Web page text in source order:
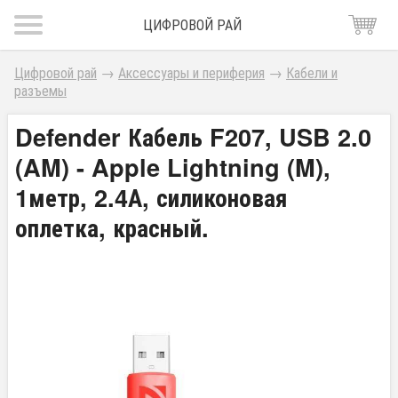
ЦИФРОВОЙ РАЙ
Цифровой рай → Аксессуары и периферия → Кабели и
разъемы
Defender Кабель F207, USB 2.0
(AM) - Apple Lightning (M),
1метр, 2.4А, силиконовая
оплетка, красный.